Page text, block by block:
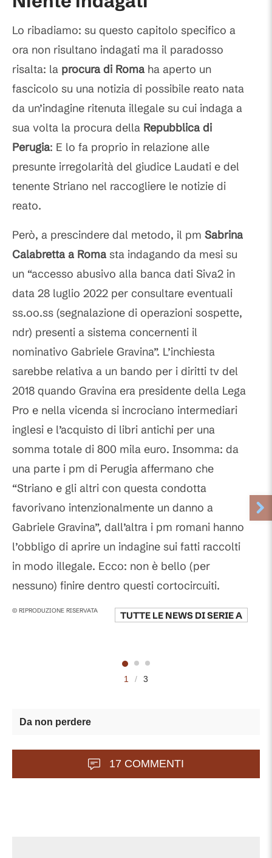
Lo ribadiamo: su questo capitolo specifico a
ora non risultano indagati ma il paradosso
risalta: la procura di Roma ha aperto un
fascicolo su una notizia di possibile reato nata
da un’indagine ritenuta illegale su cui indaga a
sua volta la procura della Repubblica di
Perugia: E lo fa proprio in relazione alle
presunte irregolarità del giudice Laudati e del
tenente Striano nel raccogliere le notizie di
reato.
Però, a prescindere dal metodo, il pm Sabrina
Calabretta a Roma sta indagando da mesi su
un “accesso abusivo alla banca dati Siva2 in
data 28 luglio 2022 per consultare eventuali
ss.oo.ss (segnalazione di operazioni sospette,
ndr) presenti a sistema concernenti il
nominativo Gabriele Gravina”. L’inchiesta
sarebbe relativa a un bando per i diritti tv del
2018 quando Gravina era presidente della Lega
Pro e nella vicenda si incrociano intermediari
inglesi e l’acquisto di libri antichi per una
somma totale di 800 mila euro. Insomma: da
una parte i pm di Perugia affermano che
“Striano e gli altri con questa condotta
favorivano intenzionalmente un danno a
Gabriele Gravina”, dall’altra i pm romani hanno
l’obbligo di aprire un indagine sui fatti raccolti
in modo illegale. Ecco: non è bello (per
nessuno) finire dentro questi cortocircuiti.
© RIPRODUZIONE RISERVATA TUTTE LE NEWS DISERIE A
1 / 3
Da non perdere
17 COMMENTI